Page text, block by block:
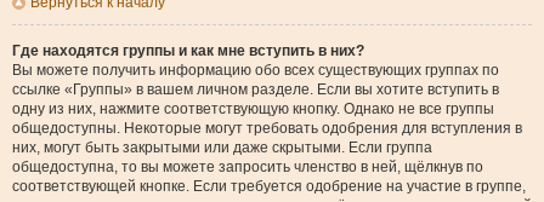
Где находятся группы и как мне вступить в них?
Вы можете получить информацию обо всех существующих группах по
ссылке «Группы» в вашем личном разделе. Если вы хотите вступить в
одну из них, нажмите соответствующую кнопку. Однако не все группы
общедоступны. Некоторые могут требовать одобрения для вступления в
них, могут быть закрытыми или даже скрытыми. Если группа
общедоступна, то вы можете запросить членство в ней, щёлкнув по
соответствующей кнопке. Если требуется одобрение на участие в группе,